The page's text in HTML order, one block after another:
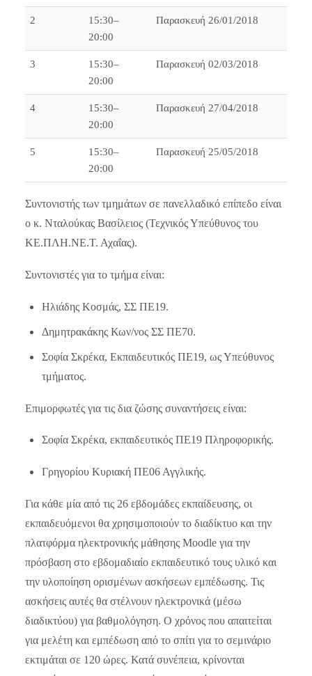
2
15:30–
20:00
Παρασκευή 26/01/2018
3
15:30–
20:00
Παρασκευή 02/03/2018
4
15:30–
20:00
Παρασκευή 27/04/2018
5
15:30–
20:00
Παρασκευή 25/05/2018
Συντονιστής των τμημάτων σε πανελλαδικό επίπεδο είναι
ο κ. Νταλούκας Βασίλειος (Τεχνικός Υπεύθυνος του
ΚΕ.ΠΛΗ.ΝΕ.Τ. Αχαΐας).
Συντονιστές για το τμήμα είναι:
Ηλιάδης Κοσμάς, ΣΣ ΠΕ19.
Δημητρακάκης Κων/νος ΣΣ ΠΕ70.
Σοφία Σκρέκα, Εκπαιδευτικός ΠΕ19, ως Υπεύθυνος
τμήματος.
Επιμορφωτές για τις δια ζώσης συναντήσεις είναι:
Σοφία Σκρέκα, εκπαιδευτικός ΠΕ19 Πληροφορικής.
Γρηγορίου Κυριακή ΠΕ06 Αγγλικής.
Για κάθε μία από τις 26 εβδομάδες εκπαίδευσης, οι
εκπαιδευόμενοι θα χρησιμοποιούν το διαδίκτυο και την
πλατφόρμα ηλεκτρονικής μάθησης Μoodle για την
πρόσβαση στο εβδομαδιαίο εκπαιδευτικό τους υλικό και
την υλοποίηση ορισμένων ασκήσεων εμπέδωσης. Τις
ασκήσεις αυτές θα στέλνουν ηλεκτρονικά (μέσω
διαδικτύου) για βαθμολόγηση. Ο χρόνος που απαιτείται
για μελέτη και εμπέδωση από το σπίτι για το σεμινάριο
εκτιμάται σε 120 ώρες. Κατά συνέπεια, κρίνονται